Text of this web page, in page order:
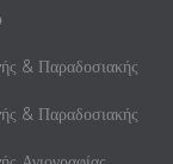
& Παραδοσιακής
& Παραδοσιακής